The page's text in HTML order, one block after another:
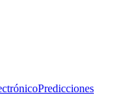
Predicciones